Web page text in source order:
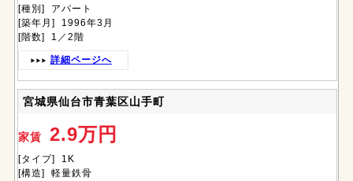
[種別] アパート
[築年月] 1996年3月
[階数] 1／2階
詳細ページへ
宮城県仙台市青葉区山手町
家賃 2.9万円
[タイプ] 1K
[構造] 軽量鉄骨